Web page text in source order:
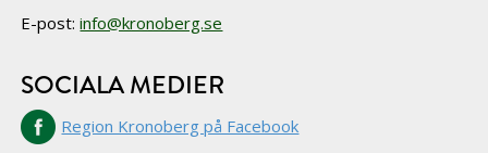
E-post:info@kronoberg.se
SOCIALA MEDIER
Region Kronoberg på Facebook